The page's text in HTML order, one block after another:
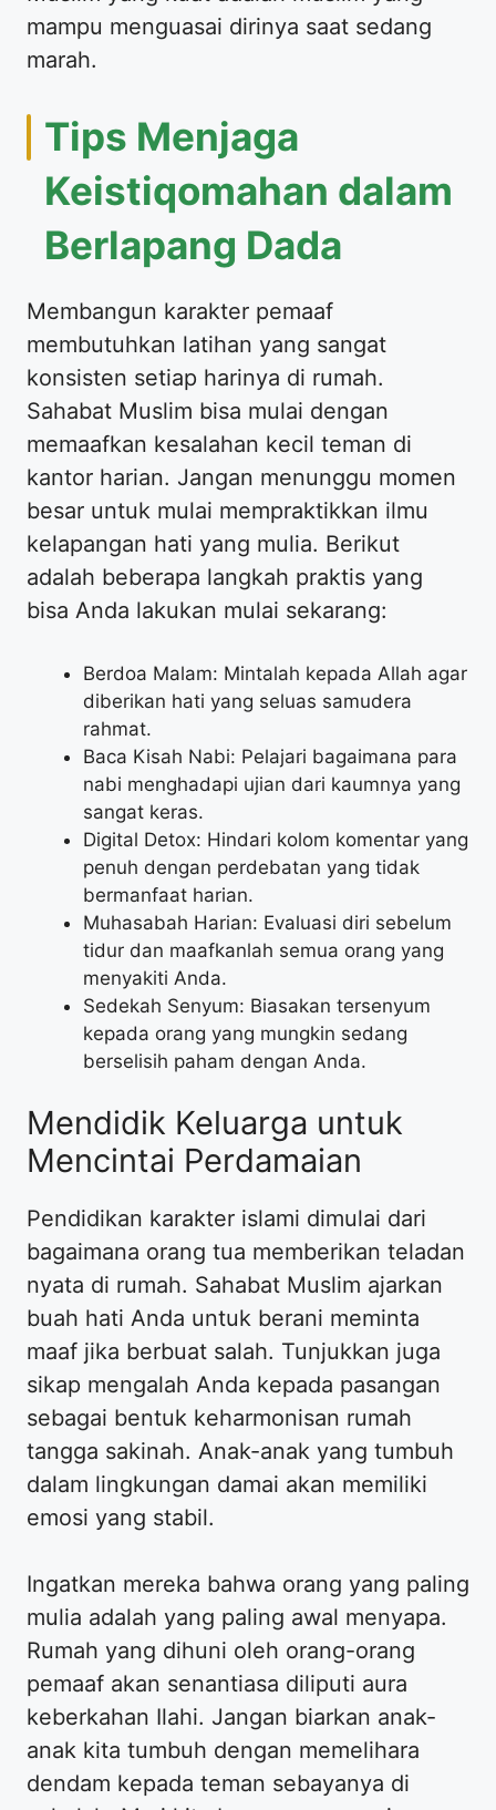
mampu menguasai dirinya saat sedang
marah.
Tips Menjaga
Keistiqomahan dalam
Berlapang Dada
Membangun karakter pemaaf
membutuhkan latihan yang sangat
konsisten setiap harinya di rumah.
Sahabat Muslim bisa mulai dengan
memaafkan kesalahan kecil teman di
kantor harian. Jangan menunggu momen
besar untuk mulai mempraktikkan ilmu
kelapangan hati yang mulia. Berikut
adalah beberapa langkah praktis yang
bisa Anda lakukan mulai sekarang:
Berdoa Malam: Mintalah kepada Allah agar
diberikan hati yang seluas samudera
rahmat.
Baca Kisah Nabi: Pelajari bagaimana para
nabi menghadapi ujian dari kaumnya yang
sangat keras.
Digital Detox: Hindari kolom komentar yang
penuh dengan perdebatan yang tidak
bermanfaat harian.
Muhasabah Harian: Evaluasi diri sebelum
tidur dan maafkanlah semua orang yang
menyakiti Anda.
Sedekah Senyum: Biasakan tersenyum
kepada orang yang mungkin sedang
berselisih paham dengan Anda.
Mendidik Keluarga untuk
Mencintai Perdamaian
Pendidikan karakter islami dimulai dari
bagaimana orang tua memberikan teladan
nyata di rumah. Sahabat Muslim ajarkan
buah hati Anda untuk berani meminta
maaf jika berbuat salah. Tunjukkan juga
sikap mengalah Anda kepada pasangan
sebagai bentuk keharmonisan rumah
tangga sakinah. Anak-anak yang tumbuh
dalam lingkungan damai akan memiliki
emosi yang stabil.
Ingatkan mereka bahwa orang yang paling
mulia adalah yang paling awal menyapa.
Rumah yang dihuni oleh orang-orang
pemaaf akan senantiasa diliputi aura
keberkahan Ilahi. Jangan biarkan anak-
anak kita tumbuh dengan memelihara
dendam kepada teman sebayanya di